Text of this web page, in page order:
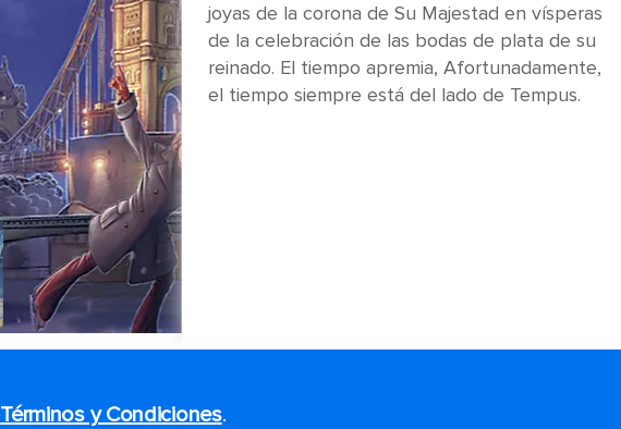
joyas de la corona de Su Majestad en vísperas
de la celebración de las bodas de plata de su
reinado. El tiempo apremia, Afortunadamente,
el tiempo siempre está del lado de Tempus.
Términos y Condiciones.